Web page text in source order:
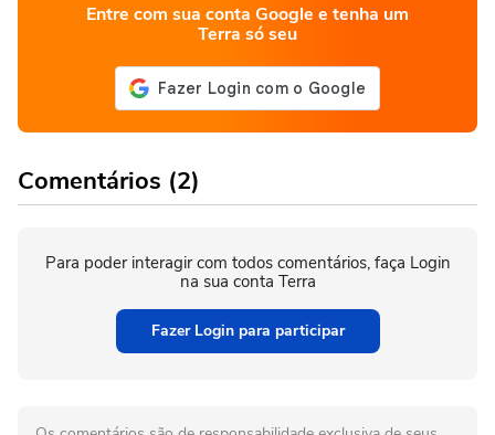
Entre com sua conta Google e tenha um
Terra só seu
Comentários (2)
Para poder interagir com todos comentários, faça Login
na sua conta Terra
Fazer Login para participar